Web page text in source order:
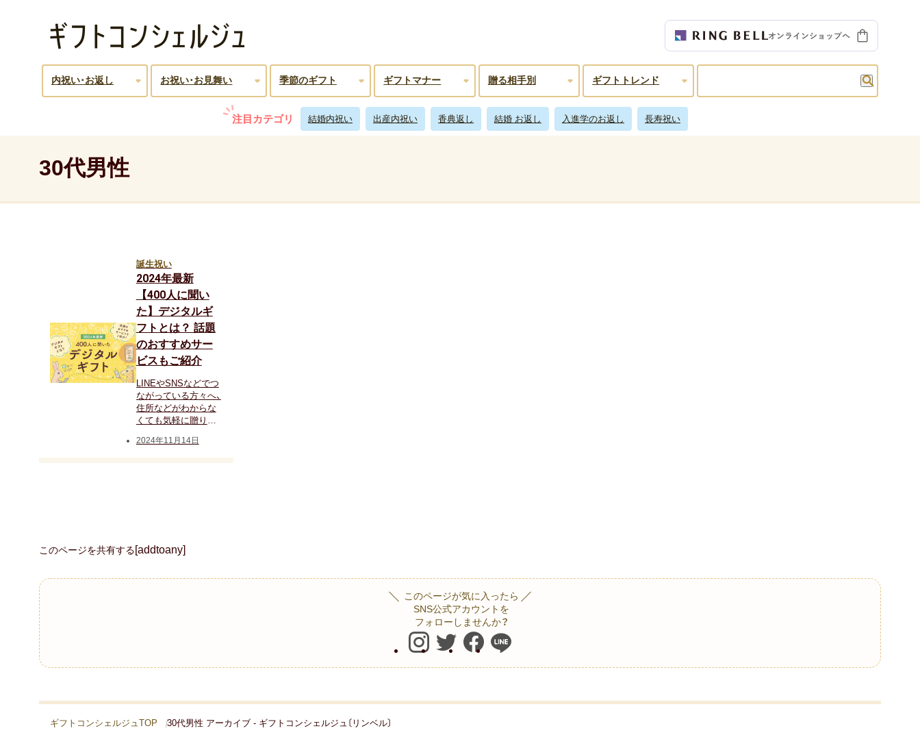
内祝い･お返し お祝い･お見舞い 季節のギフト ギフトマナー 贈る相手別 ギフトトレンド
注目カテゴリ 結婚内祝い 出産内祝い 香典返し 結婚 お返し 入進学のお返し 長寿祝い
30代男性
誕生祝い
2024年最新
【400人に聞い
た】デジタルギ
フトとは？ 話題
のおすすめサー
ビスもご紹介
LINEやSNSなどでつ
ながっている方々へ、
住所などがわからな
くても気軽に贈りも
ギフト。e-Gift（イー
時代におすすめの“デ
ジタルギフト”や話題
します。
2024年11月14日
このページを共有する [addtoany]
このページが気に入ったら
SNS公式アカウントを
フォローしませんか？
ギフトコンシェルジュTOP 30代男性 アーカイブ - ギフトコンシェルジュ〔リンベル〕